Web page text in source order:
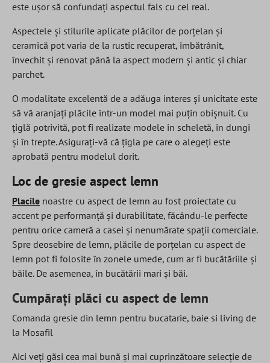
este ușor să confundați aspectul fals cu cel real.
Aspectele și stilurile aplicate plăcilor de porțelan și
ceramică pot varia de la rustic recuperat, îmbătrânit,
învechit și renovat până la aspect modern și antic și chiar
parchet.
O modalitate excelentă de a adăuga interes și unicitate este
să vă aranjați plăcile într-un model mai puțin obișnuit. Cu
țiglă potrivită, pot fi realizate modele în scheletă, în dungi
și în trepte. Asigurați-vă că țigla pe care o alegeți este
aprobată pentru modelul dorit.
Loc de gresie aspect lemn
Placile noastre cu aspect de lemn au fost proiectate cu
accent pe performanță și durabilitate, făcându-le perfecte
pentru orice cameră a casei și nenumărate spații comerciale.
Spre deosebire de lemn, plăcile de porțelan cu aspect de
lemn pot fi folosite în zonele umede, cum ar fi bucătăriile și
băile. De asemenea, în bucătării mari și băi.
Cumpărați plăci cu aspect de lemn
Comanda gresie din lemn pentru bucatarie, baie si living de
la Mosafil
Aici veți găsi cea mai bună și mai cuprinzătoare selecție de